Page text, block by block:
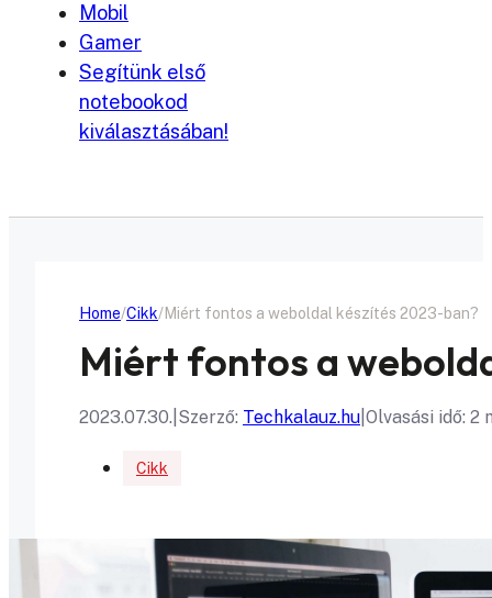
Mobil
Gamer
Segítünk első
notebookod
kiválasztásában!
Home Cikk Miért fontos a weboldal készítés 2023-ban?
Miért fontos a
2023.07.30. Szerző: Techkalauz.hu Olvasási idő: 2
Cikk